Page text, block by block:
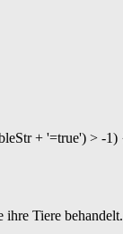
ihre Tiere behandelt.